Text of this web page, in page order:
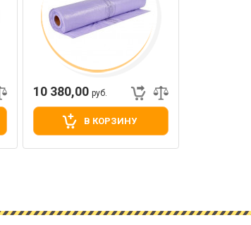
10 380,00 руб.
В КОРЗИНУ